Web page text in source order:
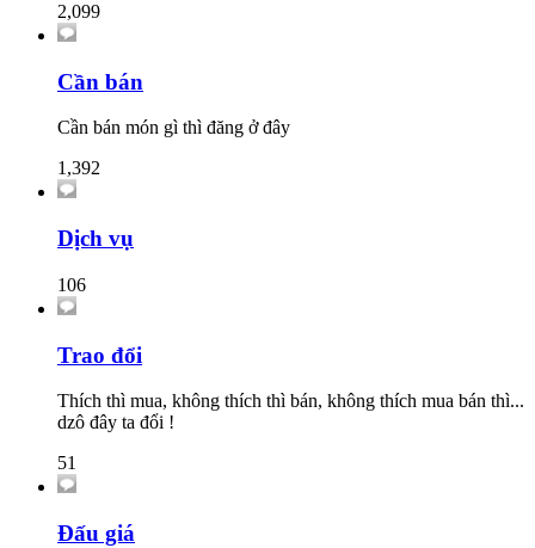
2,099
Cần bán
Cần bán món gì thì đăng ở đây
1,392
Dịch vụ
106
Trao đổi
Thích thì mua, không thích thì bán, không thích mua bán thì...
dzô đây ta đổi !
51
Đấu giá